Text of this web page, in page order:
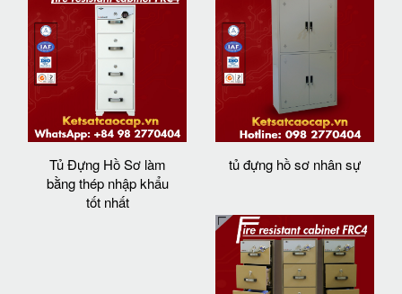
Tủ Đựng Hồ Sơ làm
bằng thép nhập khẩu
tốt nhất
tủ đựng hồ sơ nhân sự